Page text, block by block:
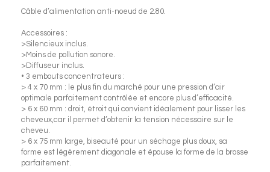
Câble d’alimentation anti-noeud de 2.80.
Accessoires :
>Silencieux inclus.
>Moins de pollution sonore.
>Diffuseur inclus.
• 3 embouts concentrateurs :
> 4 x 70 mm : le plus fin du marché pour une pression d’air
optimale parfaitement contrôlée et encore plus d’efficacité.
> 6 x 60 mm : droit, étroit qui convient idéalement pour lisser les
cheveux,car il permet d’obtenir la tension nécessaire sur le
cheveu.
> 6 x 75 mm large, biseauté pour un séchage plus doux, sa
forme est légèrement diagonale et épouse la forme de la brosse
parfaitement.